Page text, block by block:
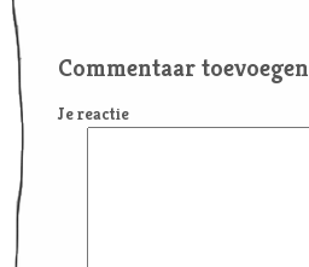
Commentaar toevoegen
Je reactie